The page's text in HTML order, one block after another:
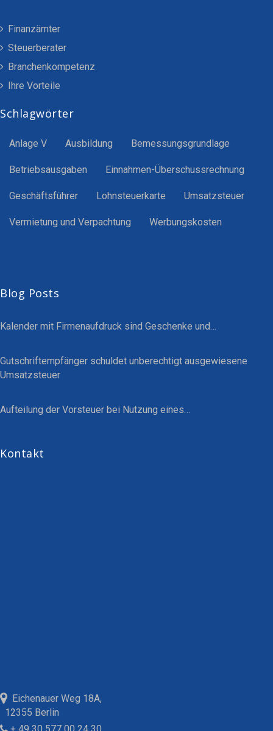
Finanzämter
Steuerberater
Branchenkompetenz
Ihre Vorteile
Schlagwörter
Anlage V Ausbildung Bemessungsgrundlage
Betriebsausgaben Einnahmen-Überschussrechnung
Geschäftsführer Lohnsteuerkarte Umsatzsteuer
Vermietung und Verpachtung Werbungskosten
Blog Posts
Kalender mit Firmenaufdruck sind Geschenke und…
Gutschriftempfänger schuldet unberechtigt ausgewiesene
Umsatzsteuer
Aufteilung der Vorsteuer bei Nutzung eines…
Kontakt
Eichenauer Weg 18A,
12355 Berlin